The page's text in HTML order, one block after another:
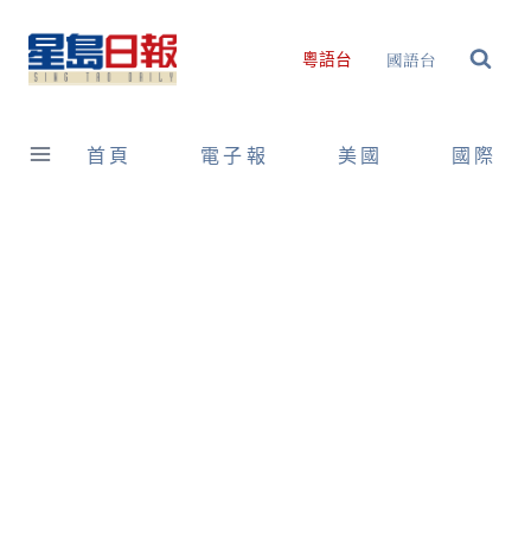
content
粵語台 國語台
首頁 電子報 美國 國際